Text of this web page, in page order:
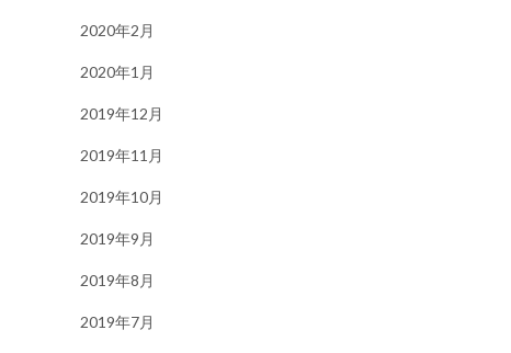
2020年2月
2020年1月
2019年12月
2019年11月
2019年10月
2019年9月
2019年8月
2019年7月